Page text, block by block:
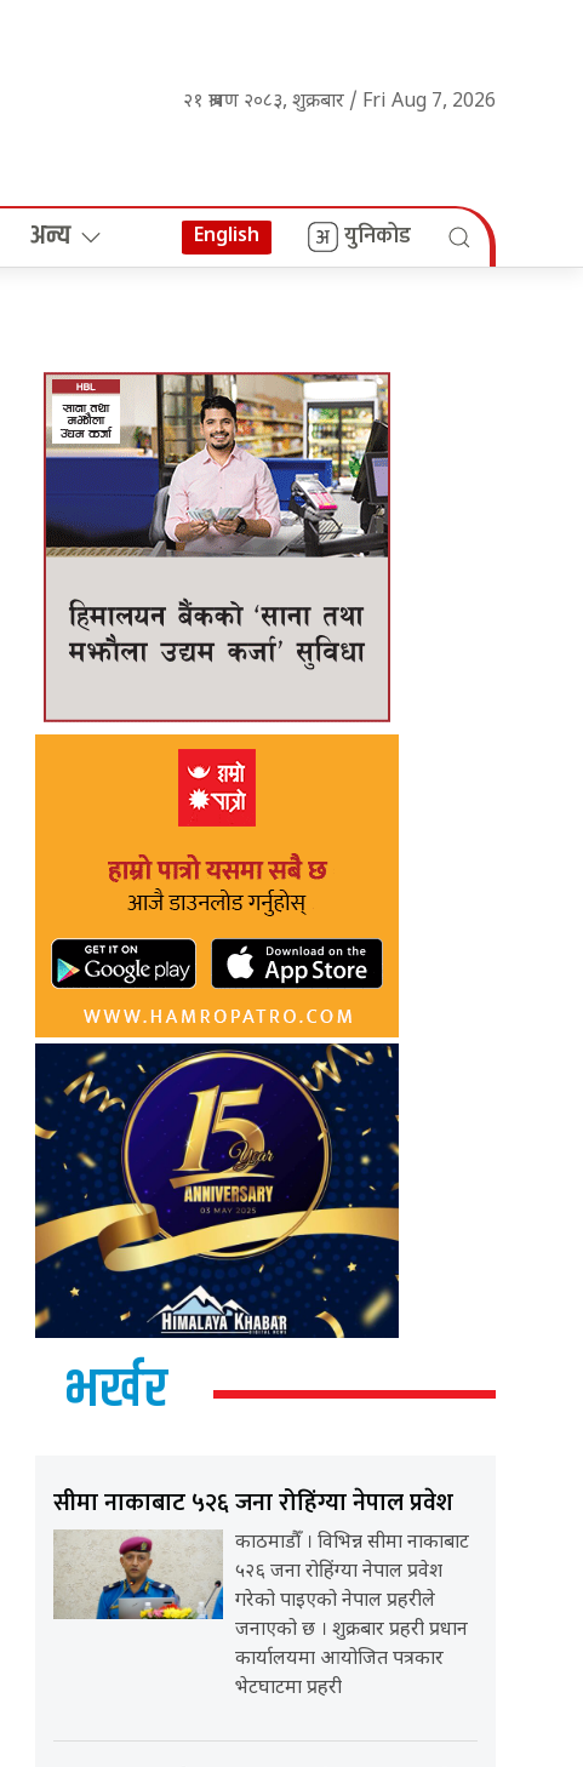
२१ श्रावण २०८३, शुक्रबार / Fri Aug 7, 2026
अन्य English युनिकोड
भर्खर
सीमा नाकाबाट ५२६ जना रोहिंग्या नेपाल प्रवेश
काठमाडौँ । विभिन्न सीमा नाकाबाट
५२६ जना रोहिंग्या नेपाल प्रवेश
गरेको पाइएको नेपाल प्रहरीले
जनाएको छ । शुक्रबार प्रहरी प्रधान
कार्यालयमा आयोजित पत्रकार
भेटघाटमा प्रहरी